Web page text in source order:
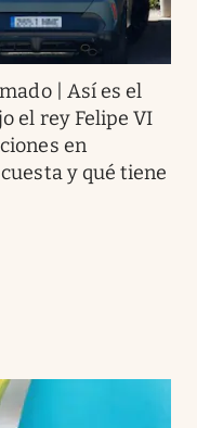
| Así es el
el rey Felipe VI
en
y qué tiene